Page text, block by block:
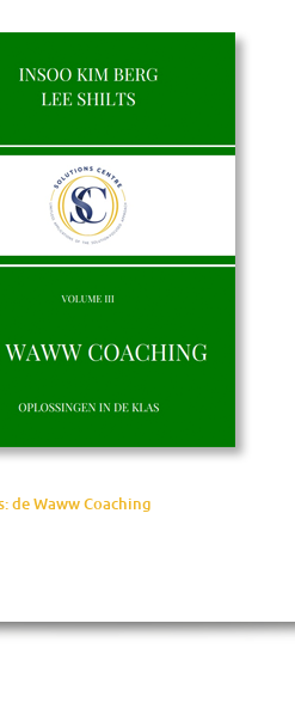
kwaliteit, veiligheid en volledige
nu van onze exclusieve
en een gelukkiger relatie. Bestel
de Waww Coaching
Add to cart
Details